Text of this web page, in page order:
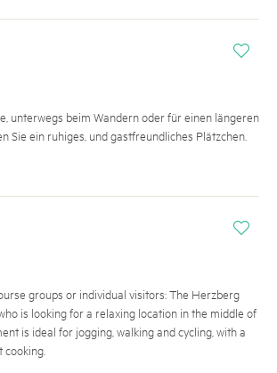
i
unterwegs beim Wandern oder für einen längeren
Sie ein ruhiges, und gastfreundliches Plätzchen.
i
groups or individual visitors: The Herzberg
is looking for a relaxing location in the middle of
is ideal for jogging, walking and cycling, with a